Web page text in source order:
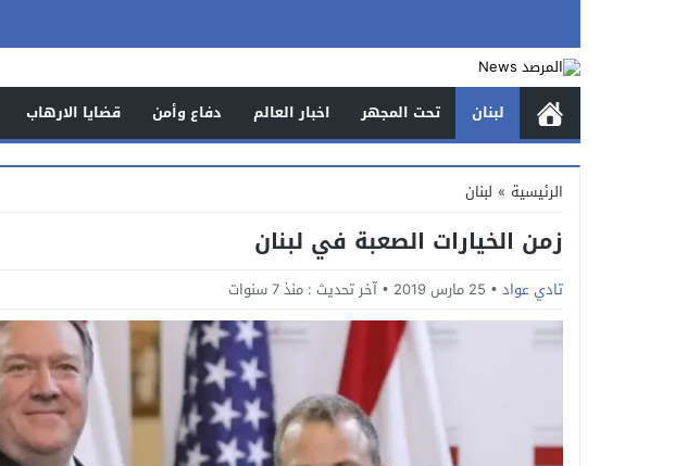
لبنان تحت المجهر اخبار العالم دفاع وأمن قضايا الارهاب
الرئيسية » لبنان
زمن الخيارات الصعبة في لبنان
تادي عواد 25 مارس 2019 آخر تحديث : منذ 7 سنوات